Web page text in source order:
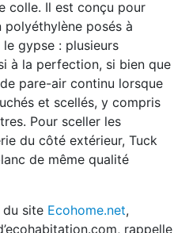
colle. Il est conçu pour
polyéthylène posés à
le gypse : plusieurs
à la perfection, si bien que
pare-air continu lorsque
et scellés, y compris
Pour sceller les
du côté extérieur, Tuck
de même qualité
du site Ecohome.net,
rappelle